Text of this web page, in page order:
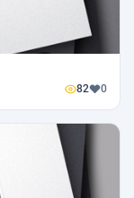
82 0